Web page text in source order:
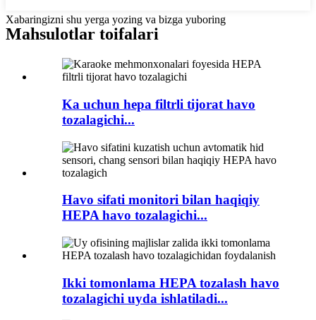
Xabaringizni shu yerga yozing va bizga yuboring
Mahsulotlar toifalari
Ka uchun hepa filtrli tijorat havo
tozalagichi...
Havo sifati monitori bilan haqiqiy
HEPA havo tozalagichi...
Ikki tomonlama HEPA tozalash havo
tozalagichi uyda ishlatiladi...